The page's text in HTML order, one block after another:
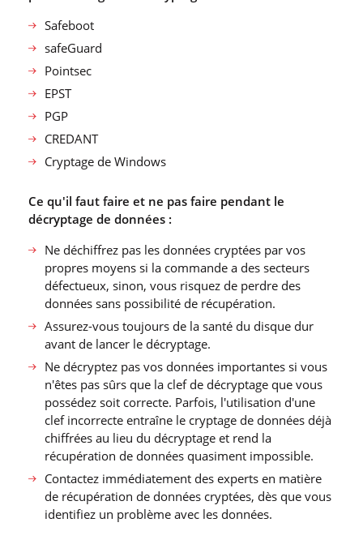
Safeboot
safeGuard
Pointsec
EPST
PGP
CREDANT
Cryptage de Windows
Ce qu′il faut faire et ne pas faire pendant le
décryptage de données :
Ne déchiffrez pas les données cryptées par vos
propres moyens si la commande a des secteurs
défectueux, sinon, vous risquez de perdre des
données sans possibilité de récupération.
Assurez-vous toujours de la santé du disque dur
avant de lancer le décryptage.
Ne décryptez pas vos données importantes si vous
n′êtes pas sûrs que la clef de décryptage que vous
possédez soit correcte. Parfois, l′utilisation d′une
clef incorrecte entraîne le cryptage de données déjà
chiffrées au lieu du décryptage et rend la
récupération de données quasiment impossible.
Contactez immédiatement des experts en matière
de récupération de données cryptées, dès que vous
identifiez un problème avec les données.